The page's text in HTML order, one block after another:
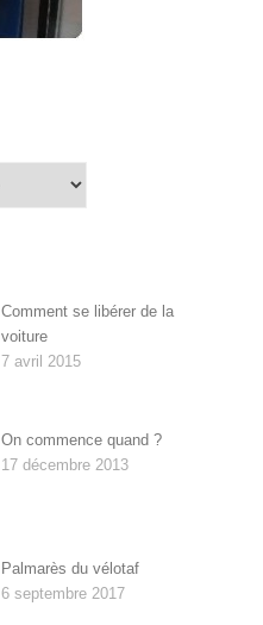
Comment se libérer de la
voiture
7 avril 2015
On commence quand ?
17 décembre 2013
Palmarès du vélotaf
6 septembre 2017